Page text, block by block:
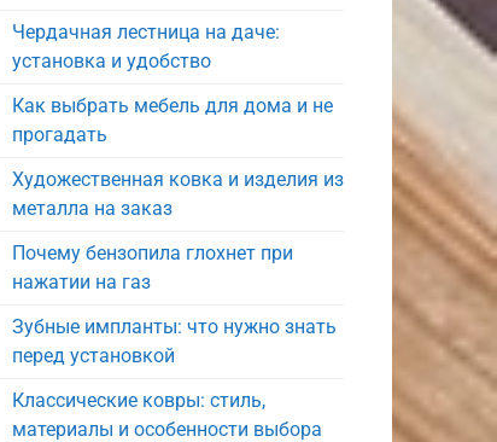
Чердачная лестница на даче:
установка и удобство
Как выбрать мебель для дома и не
прогадать
Художественная ковка и изделия из
металла на заказ
Почему бензопила глохнет при
нажатии на газ
Зубные импланты: что нужно знать
перед установкой
Классические ковры: стиль,
материалы и особенности выбора